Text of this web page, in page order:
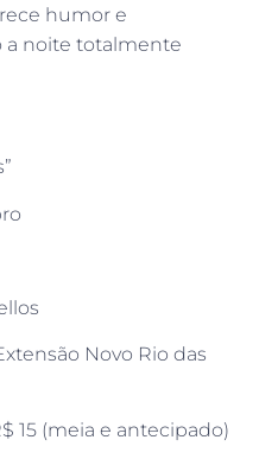
humor e
a noite totalmente
Novo Rio das
15 (meia e antecipado)